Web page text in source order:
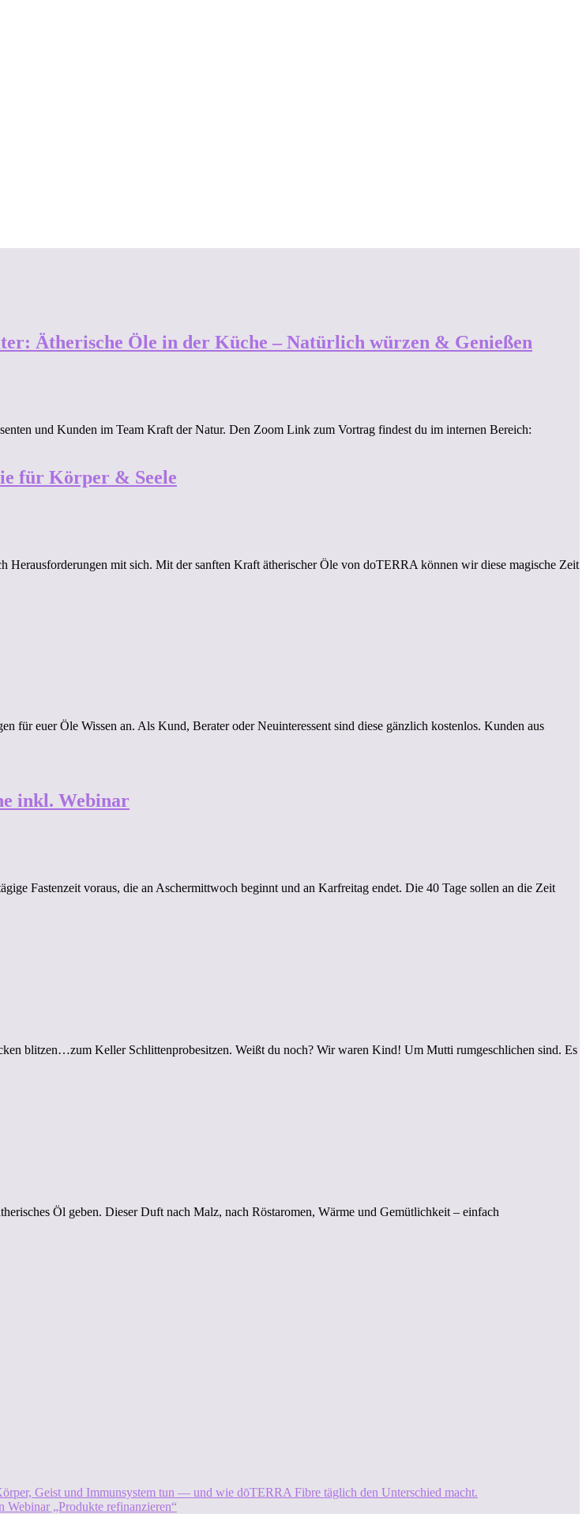
Ätherische Öle in der Küche – Natürlich würzen & Genießen
und Kunden im Team Kraft der Natur. Den Zoom Link zum Vortrag findest du im internen Bereich:
für Körper & Seele
Herausforderungen mit sich. Mit der sanften Kraft ätherischer Öle von doTERRA können wir diese magische Zeit
für euer Öle Wissen an. Als Kund, Berater oder Neuinteressent sind diese gänzlich kostenlos. Kunden aus
inkl. Webinar
Fastenzeit voraus, die an Aschermittwoch beginnt und an Karfreitag endet. Die 40 Tage sollen an die Zeit
blitzen…zum Keller Schlittenprobesitzen. Weißt du noch? Wir waren Kind! Um Mutti rumgeschlichen sind. Es
Öl geben. Dieser Duft nach Malz, nach Röstaromen, Wärme und Gemütlichkeit – einfach
Geist und Immunsystem tun — und wie dōTERRA Fibre täglich den Unterschied macht.
„Produkte refinanzieren“